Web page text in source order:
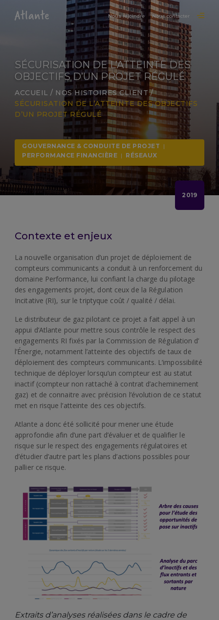
Nous rejoindre Nous contacter
SÉCURISATION DE L’ATTEINTE DES
OBJECTIFS D’UN PROJET RÉGULÉ
ACCUEIL / NOS HISTOIRES CLIENT/
SÉCURISATION DE L’ATTEINTE DES OBJECTIFS
D’UN PROJET RÉGULÉ
GOUVERNANCE & CONDUITE DE PROJET |
PERFORMANCE FINANCIÈRE | RÉSEAUX
2019
Contexte et enjeux
La nouvelle organisation d’un projet de déploiement de
compteurs communicants a conduit à un renforcement du
domaine Performance, lui confiant la charge du pilotage
des engagements projet, dont ceux de la Régulation
Incitative (RI), sur le triptyque coût / qualité / délai.
Le distributeur de gaz pilotant ce projet a fait appel à un
appui d’Atlante pour mettre sous contrôle le respect des
engagements RI fixés par la Commission de Régulation d’
l’Énergie, notamment l’atteinte des objectifs de taux de
déploiement des compteurs communicants. L’impossibilité
technique de déployer lorsqu’un compteur est au statut
inactif (compteur non rattaché à contrat d’acheminement
gaz) et de connaitre avec précision l’évolution de ce statut
met en risque l’atteinte des ces objectifs.
Atlante a donc été sollicité pour mener une étude
approfondie afin d’une part d’évaluer et de qualifier le
risque sur le respect des engagements régulatoires et
d’étudier d’autre part les plans d’actions possibles pour
pallier ce risque.
Extraits d’analyses réalisées dans le cadre de